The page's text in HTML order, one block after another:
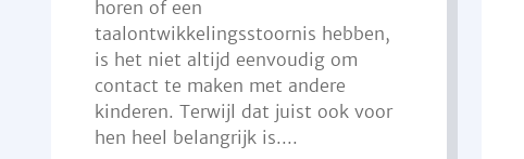
horen of een
taalontwikkelingsstoornis hebben,
is het niet altijd eenvoudig om
contact te maken met andere
kinderen. Terwijl dat juist ook voor
hen heel belangrijk is....